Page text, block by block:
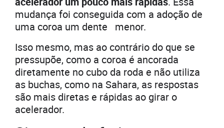
mudança foi conseguida com a adoção de
uma coroa um dente menor.
Isso mesmo, mas ao contrário do que se
pressupõe, como a coroa é ancorada
diretamente no cubo da roda e não utiliza
as buchas, como na Sahara, as respostas
são mais diretas e rápidas ao girar o
acelerador.